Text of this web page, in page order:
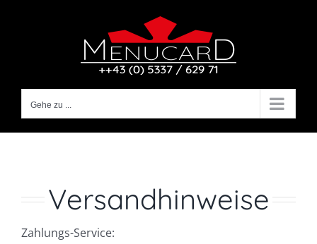
Gehe zu ...
Versandhinweise
Zahlungs-Service: